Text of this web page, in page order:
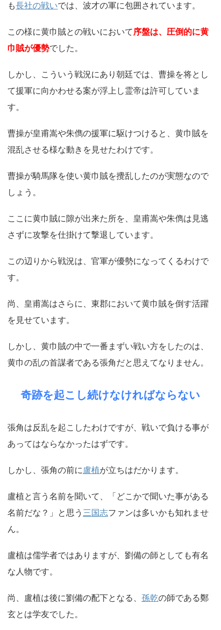
も長社の戦いでは、波才の軍に包囲されています。
この様に黄巾賊との戦いにおいて序盤は、圧倒的に黄
巾賊が優勢でした。
しかし、こういう戦況にあり朝廷では、曹操を将とし
て援軍に向かわせる案が浮上し霊帝は許可していま
す。
曹操が皇甫嵩や朱儁の援軍に駆けつけると、黄巾賊を
混乱させる様な動きを見せたわけです。
曹操が騎馬隊を使い黄巾賊を攪乱したのが実態なので
しょう。
ここに黄巾賊に隙が出来た所を、皇甫嵩や朱儁は見逃
さずに攻撃を仕掛けて撃退しています。
この辺りから戦況は、官軍が優勢になってくるわけで
す。
尚、皇甫嵩はさらに、東郡において黄巾賊を倒す活躍
を見せています。
しかし、黄巾賊の中で一番まずい戦い方をしたのは、
黄巾の乱の首謀者である張角だと思えてなりません。
奇跡を起こし続けなければならない
張角は反乱を起こしたわけですが、戦いで負ける事が
あってはならなかったはずです。
しかし、張角の前に盧植が立ちはだかります。
盧植と言う名前を聞いて、「どこかで聞いた事がある
名前だな？」と思う 三国志ファンは多いかも知れませ
ん。
盧植は儒学者ではありますが、劉備の師としても有名
な人物です。
尚、盧植は後に劉備の配下となる、 孫乾の師である鄭
玄とは学友でした。